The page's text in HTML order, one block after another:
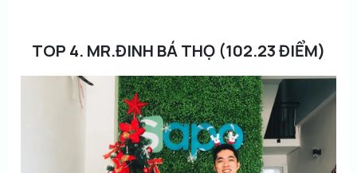
TOP 4. MR.ĐINH BÁ THỌ (102.23 ĐIỂM)